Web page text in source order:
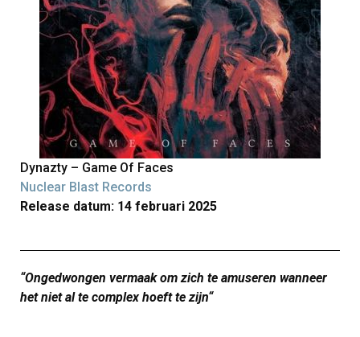
Dynazty – Game Of Faces
Nuclear Blast Records
Release datum: 14 februari 2025
“Ongedwongen vermaak om zich te amuseren wanneer
het niet al te complex hoeft te zijn“